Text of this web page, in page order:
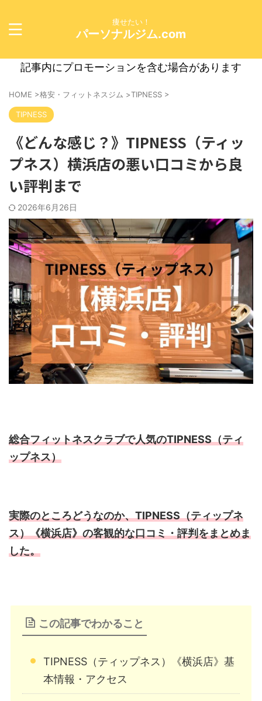
痩せたい！
パーソナルジム.com
記事内にプロモーションを含む場合があります
HOME >格安・フィットネスジム >TIPNESS >
TIPNESS
《どんな感じ？》TIPNESS（ティッ
プネス）横浜店の悪い口コミから良
い評判まで
2026年6月26日
総合フィットネスクラブで人気のTIPNESS（ティ
ップネス）
実際のところどうなのか、TIPNESS（ティップネ
ス）《横浜店》の客観的な口コミ・評判をまとめま
した。
この記事でわかること
TIPNESS（ティップネス）《横浜店》基
本情報・アクセス